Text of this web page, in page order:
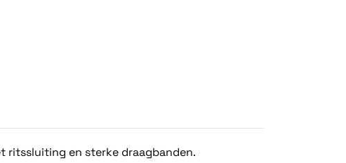
ritssluiting en sterke draagbanden.